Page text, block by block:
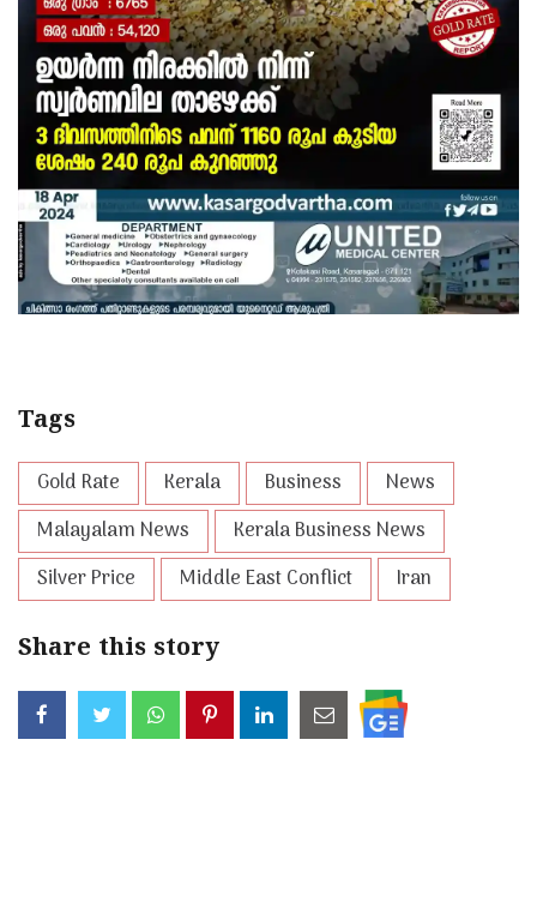
Tags
Gold Rate Kerala Business
News
Malayalam News
Kerala Business News
Silver Price
Middle East Conflict Iran
Share this story